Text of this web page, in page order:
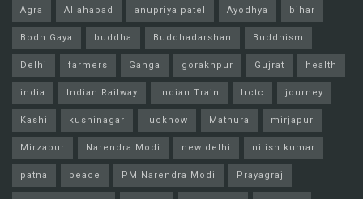
Agra Allahabad anupriya patel Ayodhya bihar
Bodh Gaya buddha Buddhadarshan Buddhism
Delhi farmers Ganga gorakhpur Gujrat health
india Indian Railway Indian Train Irctc journey
Kashi kushinagar lucknow Mathura mirjapur
Mirzapur Narendra Modi new delhi nitish kumar
patna peace PM Narendra Modi Prayagraj